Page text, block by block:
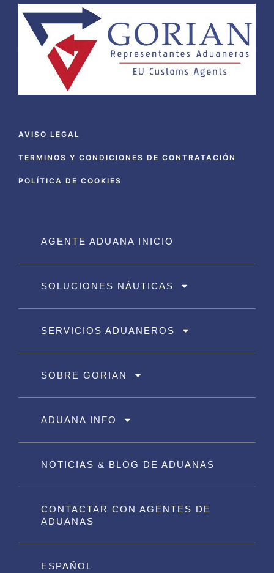
AVISO LEGAL
TERMINOS Y CONDICIONES DE CONTRATACIÓN
POLÍTICA DE COOKIES
AGENTE ADUANA INICIO
SOLUCIONES NÁUTICAS
SERVICIOS ADUANEROS
SOBRE GORIAN
ADUANA INFO
NOTICIAS & BLOG DE ADUANAS
CONTACTAR CON AGENTES DE
ADUANAS
ESPAÑOL